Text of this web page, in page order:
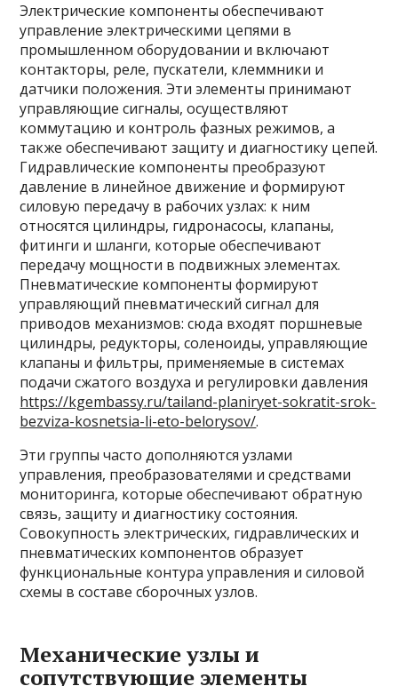
Электрические компоненты обеспечивают
управление электрическими цепями в
промышленном оборудовании и включают
контакторы, реле, пускатели, клеммники и
датчики положения. Эти элементы принимают
управляющие сигналы, осуществляют
коммутацию и контроль фазных режимов, а
также обеспечивают защиту и диагностику цепей.
Гидравлические компоненты преобразуют
давление в линейное движение и формируют
силовую передачу в рабочих узлах: к ним
относятся цилиндры, гидронасосы, клапаны,
фитинги и шланги, которые обеспечивают
передачу мощности в подвижных элементах.
Пневматические компоненты формируют
управляющий пневматический сигнал для
приводов механизмов: сюда входят поршневые
цилиндры, редукторы, соленоиды, управляющие
клапаны и фильтры, применяемые в системах
подачи сжатого воздуха и регулировки давления
https://kgembassy.ru/tailand-planiryet-sokratit-srok-
bezviza-kosnetsia-li-eto-belorysov/.
Эти группы часто дополняются узлами
управления, преобразователями и средствами
мониторинга, которые обеспечивают обратную
связь, защиту и диагностику состояния.
Совокупность электрических, гидравлических и
пневматических компонентов образует
функциональные контура управления и силовой
схемы в составе сборочных узлов.
Механические узлы и
сопутствующие элементы